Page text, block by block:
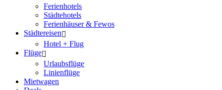
Ferienhotels
Städtehotels
Ferienhäuser & Fewos
Städtereisen
Hotel + Flug
Flüge
Urlaubsflüge
Linienflüge
Mietwagen